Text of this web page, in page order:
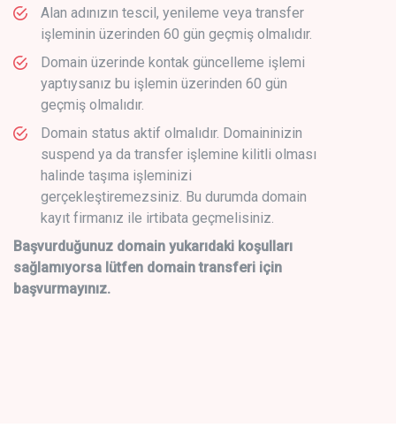
Alan adınızın tescil, yenileme veya transfer
işleminin üzerinden 60 gün geçmiş olmalıdır.
Domain üzerinde kontak güncelleme işlemi
yaptıysanız bu işlemin üzerinden 60 gün
geçmiş olmalıdır.
Domain status aktif olmalıdır. Domaininizin
suspend ya da transfer işlemine kilitli olması
halinde taşıma işleminizi
gerçekleştiremezsiniz. Bu durumda domain
kayıt firmanız ile irtibata geçmelisiniz.
Başvurduğunuz domain yukarıdaki koşulları
sağlamıyorsa lütfen domain transferi için
başvurmayınız.